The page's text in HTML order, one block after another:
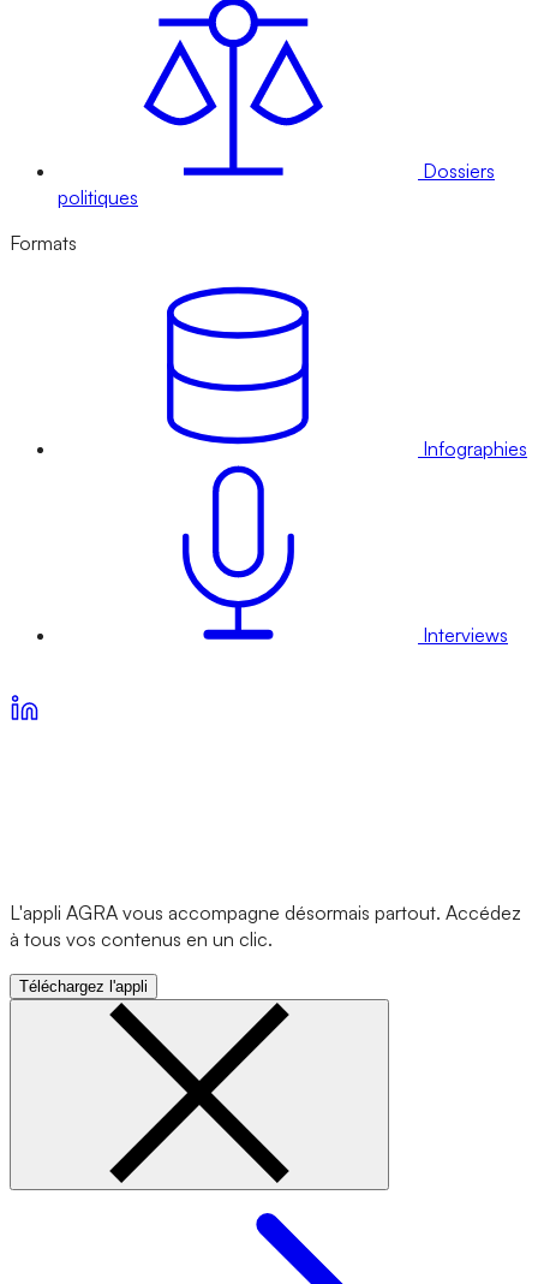
Dossiers
politiques
Formats
Infographies
Interviews
L'appli AGRA vous accompagne désormais partout. Accédez
à tous vos contenus en un clic.
Téléchargez l'appli